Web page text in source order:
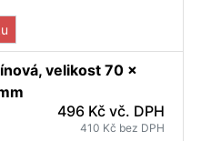
velikost 70 x
496 Kč vč. DPH
410 Kč bez DPH